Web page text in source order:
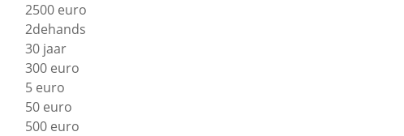
2500 euro
2dehands
30 jaar
300 euro
5 euro
50 euro
500 euro